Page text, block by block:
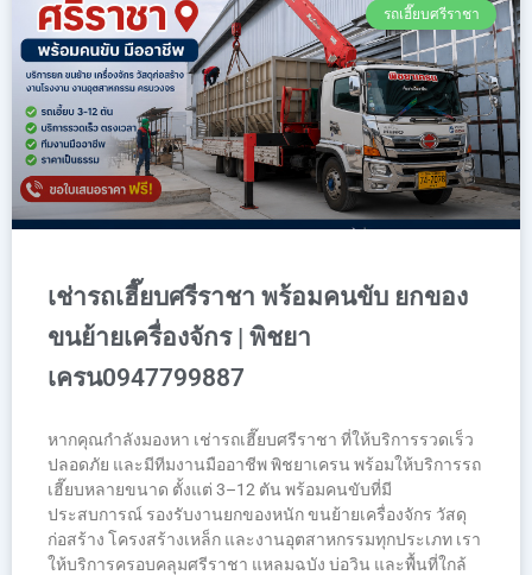
รถเฮี๊ยบศรีราชา
เช่ารถเฮี๊ยบศรีราชา พร้อมคนขับ ยกของ
ขนย้ายเครื่องจักร | พิชยา
เครน0947799887
หากคุณกำลังมองหา เช่ารถเฮี๊ยบศรีราชา ที่ให้บริการรวดเร็ว
ปลอดภัย และมีทีมงานมืออาชีพ พิชยาเครน พร้อมให้บริการรถ
เฮี๊ยบหลายขนาด ตั้งแต่ 3–12 ตัน พร้อมคนขับที่มี
ประสบการณ์ รองรับงานยกของหนัก ขนย้ายเครื่องจักร วัสดุ
ก่อสร้าง โครงสร้างเหล็ก และงานอุตสาหกรรมทุกประเภท เรา
ให้บริการครอบคลุมศรีราชา แหลมฉบัง บ่อวิน และพื้นที่ใกล้